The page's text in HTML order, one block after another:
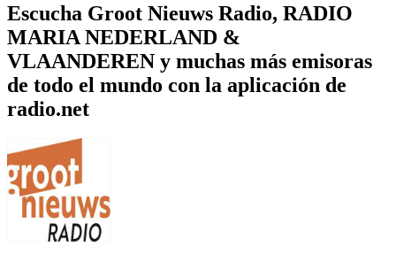
Escucha Groot Nieuws Radio, RADIO
MARIA NEDERLAND &
VLAANDEREN y muchas más emisoras
de todo el mundo con la aplicación de
radio.net